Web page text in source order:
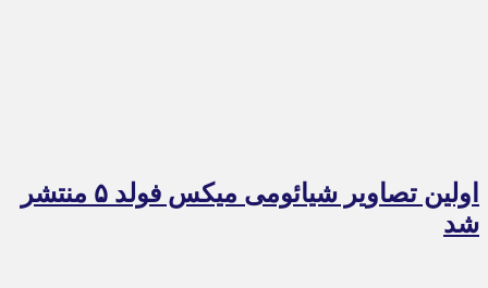
اولین تصاویر شیائومی میکس فولد ۵ منتشر
شد